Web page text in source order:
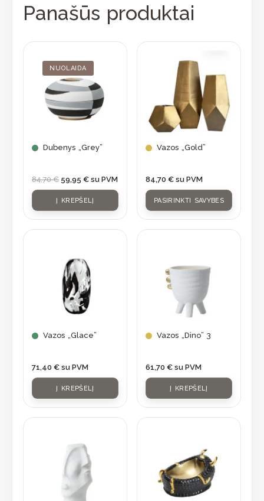
Panašūs produktai
NUOLAIDA
Dubenys „Grey”
84,70€
was:
84,70 €.
59,95 €
is:
59,95 €.
su PVM
Į KREPŠELĮ
Vazos „Gold”
84,70 € su PVM
PASIRINKTI SAVYBES
multiple
variants.
The
options
may
chosen
on
the
product
page
Vazos „Glace”
71,40 € su PVM
Į KREPŠELĮ
Vazos „Dino” 3
61,70 € su PVM
Į KREPŠELĮ